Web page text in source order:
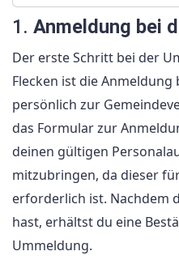
1. Anmeldung bei
Der erste Schritt bei der
Flecken ist die
persönlich zur
das Formular zur
deinen gültigen
mitzubringen, da dieser
erforderlich ist. Nachdem
hast, erhältst du eine
Ummeldung.